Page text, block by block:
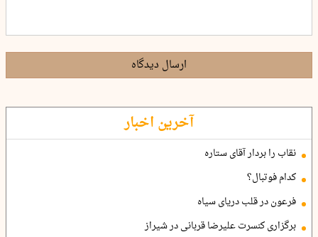
ارسال دیدگاه
آخرین اخبار
نقاب را بردار آقای ستاره
کدام فوتبال؟
فرعون در قلب دریای سیاه
برگزاری کنسرت علیرضا قربانی در شیراز